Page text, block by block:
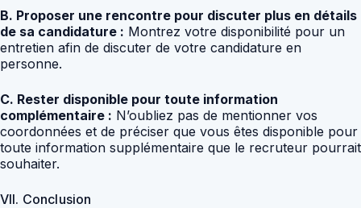
B. Proposer une rencontre pour discuter plus en détails
de sa candidature : Montrez votre disponibilité pour un
entretien afin de discuter de votre candidature en
personne.
C. Rester disponible pour toute information
complémentaire : N’oubliez pas de mentionner vos
coordonnées et de préciser que vous êtes disponible pour
toute information supplémentaire que le recruteur pourrait
souhaiter.
VII. Conclusion